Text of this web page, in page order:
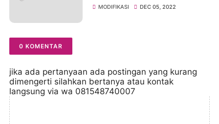
MODIFIKASI DEC 05, 2022
0 KOMENTAR
jika ada pertanyaan ada postingan yang kurang
dimengerti silahkan bertanya atau kontak
langsung via wa 081548740007